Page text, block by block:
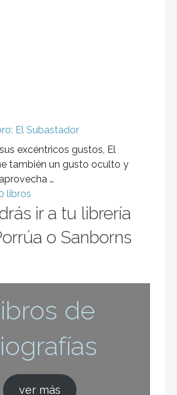
El Subastador
excéntricos gustos, El
también un gusto oculto y
…
libros
ir a tu librería
o Sanborns
de
ver más